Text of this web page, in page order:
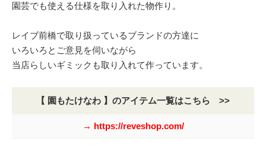
園芸でも使える仕様を取り入れた物作り。
レイブ前橋で取り扱っているブランドの方達に
いろいろとご意見を伺いながら
当店らしいギミックも取り入れて作っています。
【 園もたけなわ 】のアイテム一覧はこちら >>
→ https://reveshop.com/